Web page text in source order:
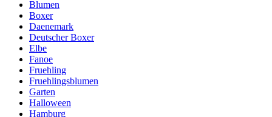
Blumen
Boxer
Daenemark
Deutscher Boxer
Elbe
Fanoe
Fruehling
Fruehlingsblumen
Garten
Halloween
Hamburg